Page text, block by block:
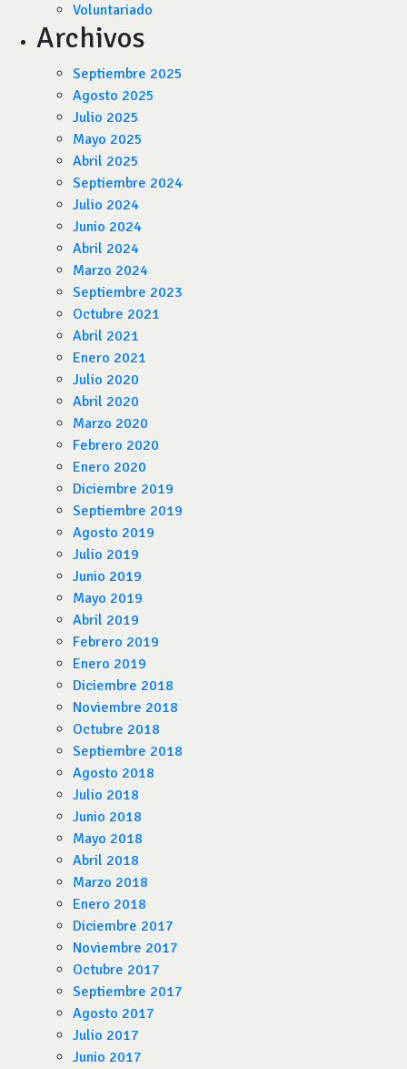
Voluntariado
Archivos
Septiembre 2025
Agosto 2025
Julio 2025
Mayo 2025
Abril 2025
Septiembre 2024
Julio 2024
Junio 2024
Abril 2024
Marzo 2024
Septiembre 2023
Octubre 2021
Abril 2021
Enero 2021
Julio 2020
Abril 2020
Marzo 2020
Febrero 2020
Enero 2020
Diciembre 2019
Septiembre 2019
Agosto 2019
Julio 2019
Junio 2019
Mayo 2019
Abril 2019
Febrero 2019
Enero 2019
Diciembre 2018
Noviembre 2018
Octubre 2018
Septiembre 2018
Agosto 2018
Julio 2018
Junio 2018
Mayo 2018
Abril 2018
Marzo 2018
Enero 2018
Diciembre 2017
Noviembre 2017
Octubre 2017
Septiembre 2017
Agosto 2017
Julio 2017
Junio 2017